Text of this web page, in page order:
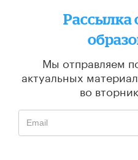
Рассылка
Мы отправляем
актуальных
во